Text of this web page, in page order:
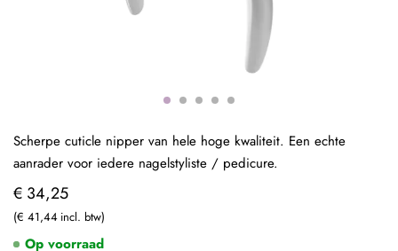
€ 34,25
€ 41,44
Op voorraad
Scherpe cuticle nipper van hele hoge kwaliteit. Een echte
aanrader voor iedere nagelstyliste / pedicure.